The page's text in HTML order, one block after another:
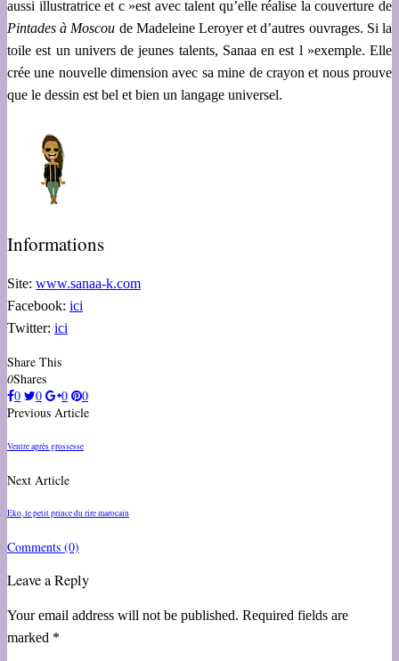
aussi illustratrice et c »est avec talent qu’elle réalise la couverture de
Pintades à Moscou de Madeleine Leroyer et d’autres ouvrages. Si la
toile est un univers de jeunes talents, Sanaa en est l »exemple. Elle
crée une nouvelle dimension avec sa mine de crayon et nous prouve
que le dessin est bel et bien un langage universel.
Informations
Site: www.sanaa-k.com
Facebook: ici
Twitter: ici
Share This
0Shares
0
0 0
0
Previous Article
Ventre après grossesse
Next Article
Eko, le petit prince du rire marocain
Comments (0)
Leave a Reply
Your email address will not be published. Required fields are
marked *